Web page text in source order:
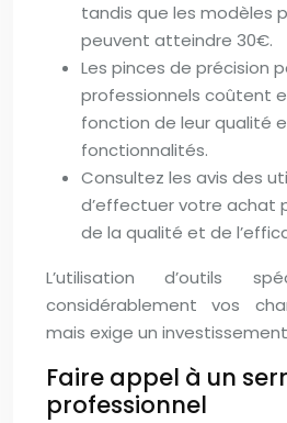
tandis que les modèles
peuvent atteindre 30€.
Les pinces de précision
professionnels coûtent
fonction de leur qualité
fonctionnalités.
Consultez les avis des
d’effectuer votre achat
de la qualité et de
L’utilisation d’outils
considérablement vos
mais exige un
Faire appel à un
professionnel